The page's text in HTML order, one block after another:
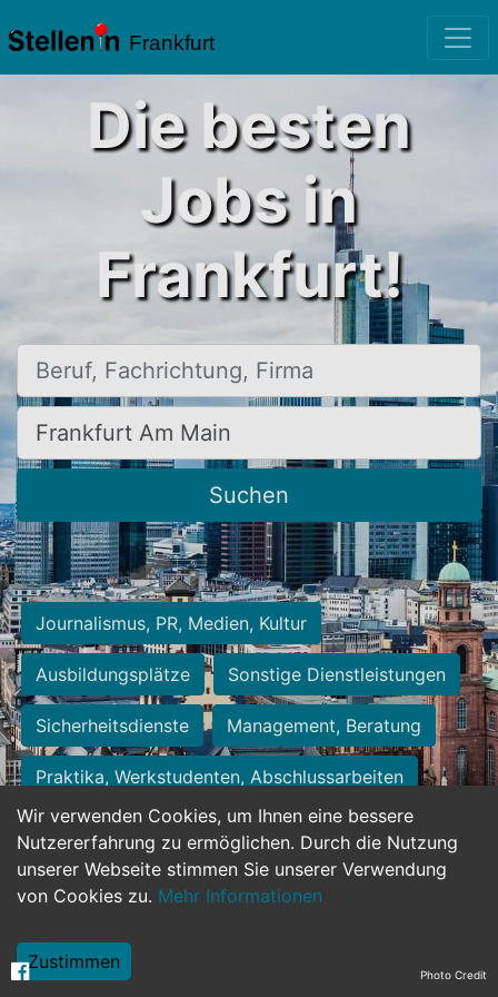
Frankfurt
Wir verwenden Cookies, um Ihnen eine bessere
Nutzererfahrung zu ermöglichen. Durch die Nutzung
unserer Webseite stimmen Sie unserer Verwendung
von Cookies zu. Mehr Informationen
Zustimmen
Die besten
Jobs in
Frankfurt!
Beruf, Fachrichtung, Firma
Ort, Stadt
Suchen
Journalismus, PR, Medien, Kultur
Ausbildungsplätze Sonstige Dienstleistungen
Sicherheitsdienste Management, Beratung
Praktika, Werkstudenten, Abschlussarbeiten
Personalwesen Assistenz, Sekretariat
Hilfskräfte, Aushilfs- und Nebenjobs
Weiterbildung, Studium, duale Ausbildung Photo Credit